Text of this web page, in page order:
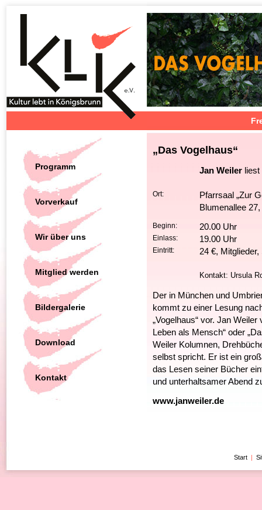
Programm
Vorverkauf
Wir über uns
Mitglied werden
Bildergalerie
Download
Kontakt
„Das Vogelhaus“
Jan Weiler
Ort:
Pfarrsaal „Zur
Blumenallee
Beginn: 20.00 Uhr
Einlass: 19.00 Uhr
Eintritt: 24 €,
Kontakt: Ursula
Der in München und
kommt zu einer Lesung
„Vogelhaus“ vor. Jan
Leben als Mensch“ oder
Weiler Kolumnen,
selbst spricht. Er ist ein
das Lesen seiner Bücher
und unterhaltsamer Abend
www.janweiler.de
Start |